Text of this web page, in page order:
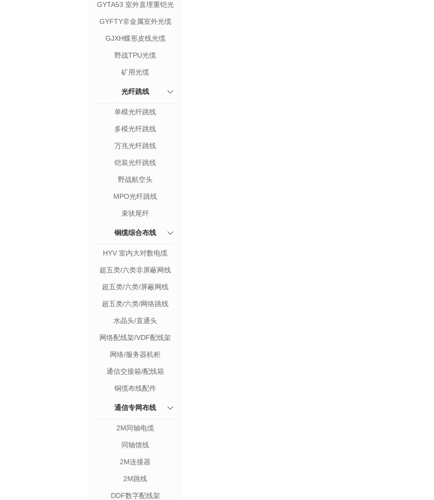
GYTA53 室外直埋重铠光
缆
GYFTY非金属室外光缆
GJXH蝶形皮线光缆
野战TPU光缆
矿用光缆
光纤跳线
单模光纤跳线
多模光纤跳线
万兆光纤跳线
铠装光纤跳线
野战航空头
MPO光纤跳线
束状尾纤
铜缆综合布线
HYV 室内大对数电缆
超五类/六类非屏蔽网线
超五类/六类/屏蔽网线
超五类/六类/网络跳线
水晶头/直通头
网络配线架/VDF配线架
网络/服务器机柜
通信交接箱/配线箱
铜缆布线配件
通信专网布线
2M同轴电缆
同轴馈线
2M连接器
2M跳线
DDF数字配线架